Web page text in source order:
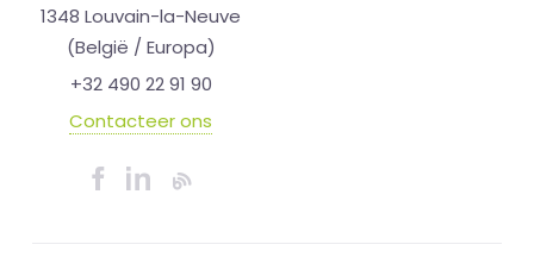
1348 Louvain-la-Neuve
(België / Europa)
+32 490 22 91 90
Contacteer ons